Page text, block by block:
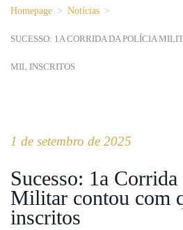
Homepage > Notícias >
SUCESSO: 1A CORRIDA DA POLÍCIA
MIL INSCRITOS
1 de setembro de 2025
Sucesso: 1a
Militar contou com
inscritos